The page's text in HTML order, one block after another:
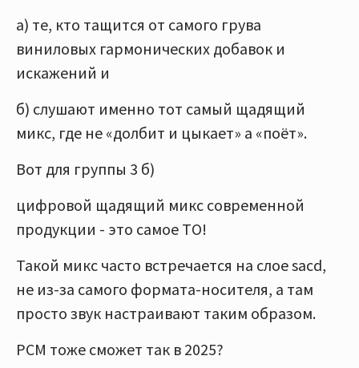
а) те, кто тащится от самого грува
виниловых гармонических добавок и
искажений и
б) слушают именно тот самый щадящий
микс, где не «долбит и цыкает» а «поёт».
Вот для группы 3 б)
цифровой щадящий микс современной
продукции - это самое ТО!
Такой микс часто встречается на слое sacd,
не из-за самого формата-носителя, а там
просто звук настраивают таким образом.
PCM тоже сможет так в 2025?